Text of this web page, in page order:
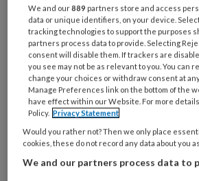
Bij
welke
organisatie
werk
je?
Untitled
Ontvang 2x per week de
KinderopvangTotaal
Ontvang iedere zondag het
Management
Weekoverzicht
We and our889 partners store and access
data or unique identifiers, on your device.
tracking technologies to support the purposes
partners process data to provide. Selecting
consent will disable them. If trackers are
you see may not be as relevant to you. You can
change your choices or withdraw consent at
Manage Preferences link on the bottom of the
have effect within our Website. For more
Policy. Privacy Statement
Would you rather not? Then we only place
cookies, these do not record any data about you
We and our partners process data to